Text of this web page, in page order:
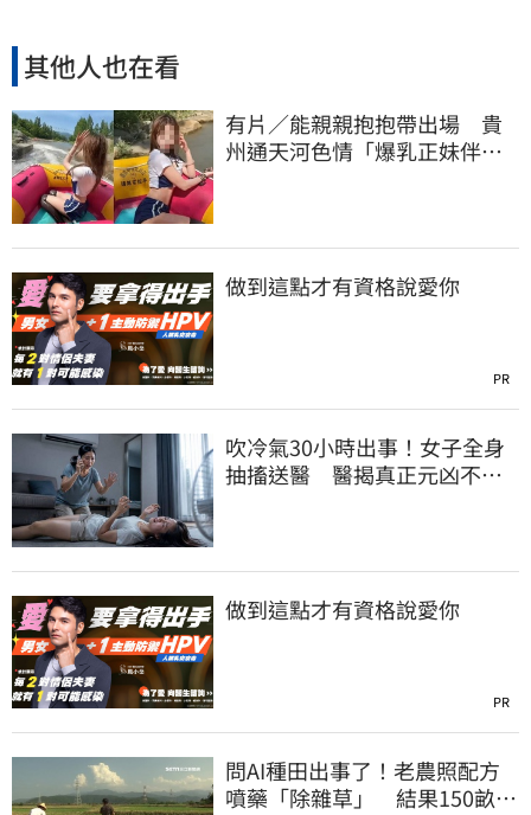
其他人也在看
有片／能親親抱抱帶出場 貴
州通天河色情「爆乳正妹伴
做到這點才有資格說愛你
PR
吹冷氣30小時出事！女子全身
抽搐送醫 醫揭真正元凶不是
做到這點才有資格說愛你
PR
問AI種田出事了！老農照配方
噴藥「除雜草」 結果150畝芝